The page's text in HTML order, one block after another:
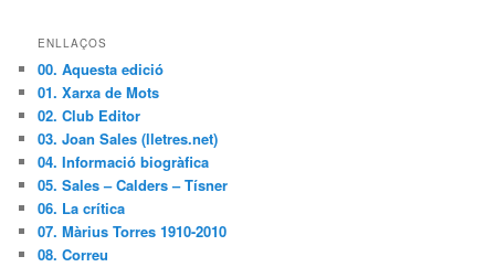
ENLLAÇOS
00. Aquesta edició
01. Xarxa de Mots
02. Club Editor
03. Joan Sales (lletres.net)
04. Informació biogràfica
05. Sales – Calders – Tísner
06. La crítica
07. Màrius Torres 1910-2010
08. Correu